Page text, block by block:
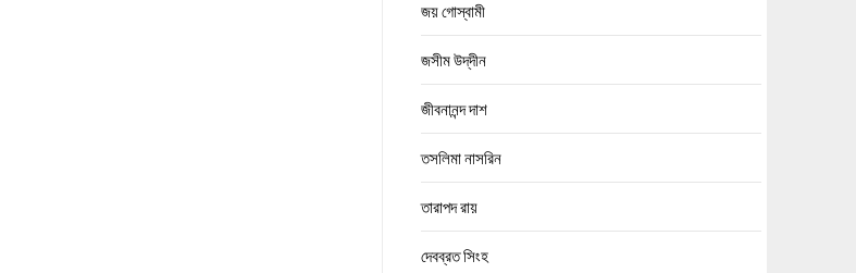
জয় গোস্বামী
জসীম উদ্‌দীন
জীবনানন্দ দাশ
তসলিমা নাসরিন
তারাপদ রায়
দেবব্রত সিংহ